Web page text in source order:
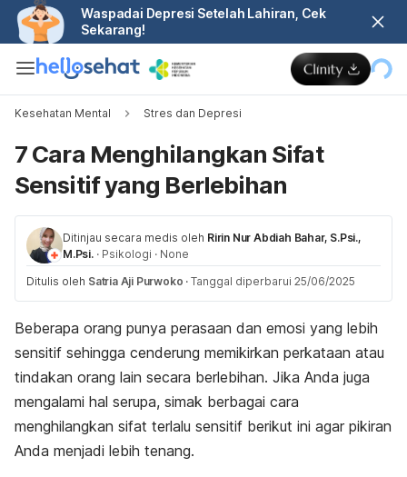
Waspadai Depresi Setelah Lahiran, Cek
Sekarang!
Kesehatan Mental Stres dan Depresi
7 Cara Menghilangkan Sifat
Sensitif yang Berlebihan
Ditinjau secara medis oleh Ririn Nur Abdiah Bahar, S.Psi.,
M.Psi. · Psikologi · None
Ditulis oleh Satria Aji Purwoko · Tanggal diperbarui 25/06/2025
Beberapa orang punya perasaan dan emosi yang lebih
sensitif sehingga cenderung memikirkan perkataan atau
tindakan orang lain secara berlebihan. Jika Anda juga
mengalami hal serupa, simak berbagai cara
menghilangkan sifat terlalu sensitif berikut ini agar pikiran
Anda menjadi lebih tenang.